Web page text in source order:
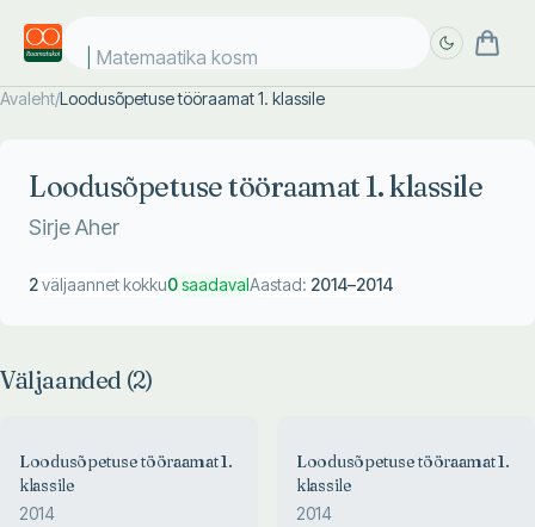
Matemaatika kosmo
Avaleht/Loodusõpetuse tööraamat 1. klassile
Loodusõpetuse tööraamat 1. klassile
Sirje Aher
2väljaannet kokku0saadavalAastad: 2014–2014
Väljaanded (2)
Loodusõpetuse tööraamat 1.
klassile
2014
Loodusõpetuse tööraamat 1.
klassile
2014